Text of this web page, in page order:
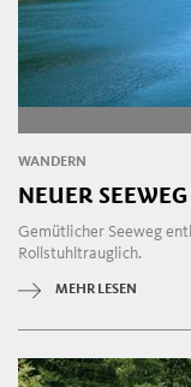
WANDERN
NEUER SEEWEG
Gemütlicher Seeweg
Rollstuhltrauglich.
MEHR LESEN